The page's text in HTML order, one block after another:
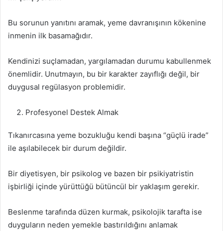
Bu sorunun yanıtını aramak, yeme davranışının kökenine
inmenin ilk basamağıdır.
Kendinizi suçlamadan, yargılamadan durumu kabullenmek
önemlidir. Unutmayın, bu bir karakter zayıflığı değil, bir
duygusal regülasyon problemidir.
Profesyonel Destek Almak
Tıkanırcasına yeme bozukluğu kendi başına “güçlü irade”
ile aşılabilecek bir durum değildir.
Bir diyetisyen, bir psikolog ve bazen bir psikiyatristin
işbirliği içinde yürüttüğü bütüncül bir yaklaşım gerekir.
Beslenme tarafında düzen kurmak, psikolojik tarafta ise
duyguların neden yemekle bastırıldığını anlamak